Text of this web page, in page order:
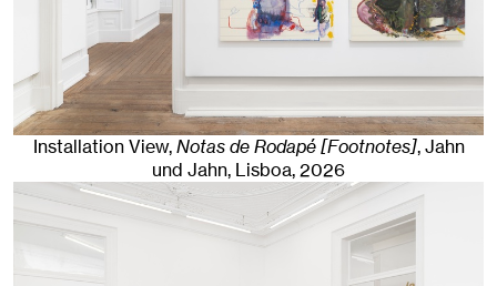
Installation View,Notas de Rodapé [Footnotes], Jahn
und Jahn, Lisboa, 2026